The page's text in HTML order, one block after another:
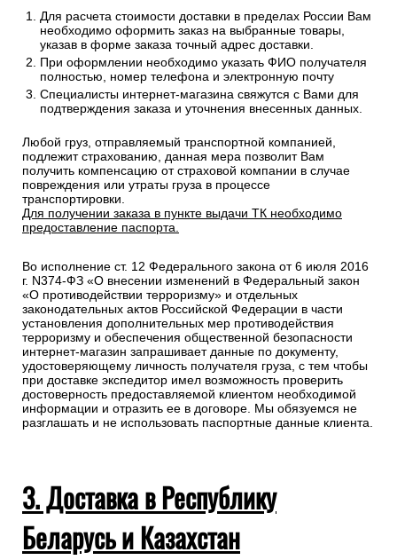
в заказе.
Сроки отгрузки товара до пункта приема ТК: 1-3 дня.
Доставка до транспортных компаний — Бесплатно
Правила оформления:
Для расчета стоимости доставки в пределах России Вам
указав в форме заказа точный адрес доставки.
При оформлении необходимо указать ФИО получателя
полностью, номер телефона и электронную почту
Специалисты интернет-магазина свяжутся с Вами для
подтверждения заказа и уточнения внесенных данных.
Любой груз, отправляемый транспортной компанией,
получить компенсацию от страховой компании в случае
повреждения или утраты груза в процессе
транспортировки.
Для получении заказа в пункте выдачи ТК необходимо
предоставление паспорта.
Во исполнение ст. 12 Федерального закона от 6 июля 2016
г. N374-ФЗ «О внесении изменений в Федеральный закон
«О противодействии терроризму» и отдельных
законодательных актов Российской Федерации в части
установления дополнительных мер противодействия
терроризму и обеспечения общественной безопасности
достоверность предоставляемой клиентом необходимой
информации и отразить ее в договоре. Мы обязуемся не
разглашать и не использовать паспортные данные клиента.